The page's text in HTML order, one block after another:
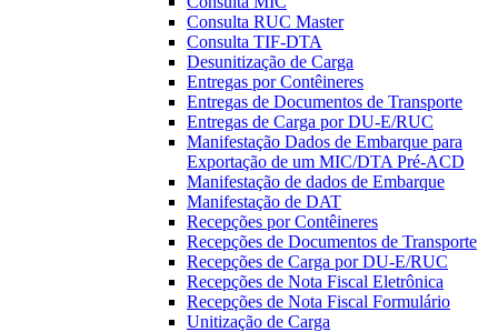
Consulta RUC Master
Consulta TIF-DTA
Desunitização de Carga
Entregas por Contêineres
Entregas de Documentos de Transporte
Entregas de Carga por DU-E/RUC
Manifestação Dados de Embarque para
Exportação de um MIC/DTA Pré-ACD
Manifestação de dados de Embarque
Manifestação de DAT
Recepções por Contêineres
Recepções de Documentos de Transporte
Recepções de Carga por DU-E/RUC
Recepções de Nota Fiscal Eletrônica
Recepções de Nota Fiscal Formulário
Unitização de Carga